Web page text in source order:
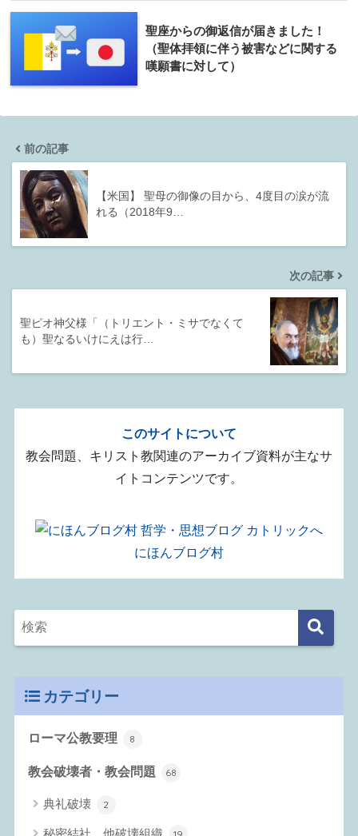
聖座からの御返信が届きました！
（聖体拝領に伴う被害などに関する
嘆願書に対して）
前の記事
【米国】 聖母の御像の目から、4度目の涙が流
れる（2018年9…
次の記事
聖ピオ神父様「（トリエント・ミサでなくて
も）聖なるいけにえは行…
このサイトについて
教会問題、キリスト教関連のアーカイブ資料が主なサ
イトコンテンツです。
にほんブログ村
カテゴリー
ローマ公教要理 8
教会破壊者・教会問題 68
典礼破壊 2
秘密結社、他破壊組織